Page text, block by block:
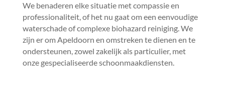
We benaderen elke situatie met compassie en
professionaliteit, of het nu gaat om een eenvoudige
waterschade of complexe biohazard reiniging.​ We
zijn er om Apeldoorn en omstreken te dienen en te
ondersteunen, zowel zakelijk als particulier, met
onze gespecialiseerde schoonmaakdiensten.​